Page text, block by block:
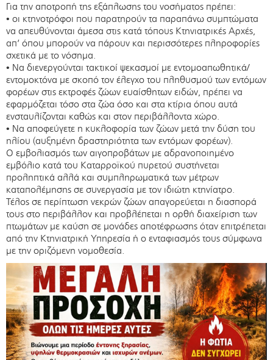
Για την αποτροπή της εξάπλωσης του νοσήματος πρέπει:
• οι κτηνοτρόφοι που παρατηρούν τα παραπάνω συμπτώματα
να απευθύνονται άμεσα στις κατά τόπους Κτηνιατρικές Αρχές,
απ’ όπου μπορούν να πάρουν και περισσότερες πληροφορίες
σχετικά με το νόσημα.
• Να διενεργούνται τακτικοί ψεκασμοί με εντομοαπωθητικά/
εντομοκτόνα με σκοπό τον έλεγχο του πληθυσμού των εντόμων
φορέων στις εκτροφές ζώων ευαίσθητων ειδών, πρέπει να
εφαρμόζεται τόσο στα ζώα όσο και στα κτίρια όπου αυτά
ενσταυλίζονται καθώς και στον περιβάλλοντα χώρο.
• Να αποφεύγετε η κυκλοφορία των ζώων μετά την δύση του
ηλίου (αυξημένη δραστηριότητα των εντόμων φορέων).
Ο εμβολιασμός των αιγοπροβάτων με αδρανοποιημένο
εμβόλιο κατά του Καταρροϊκού πυρετού συστήνεται
προληπτικά αλλά και συμπληρωματικά των μέτρων
καταπολέμησης σε συνεργασία με τον ιδιώτη κτηνίατρο.
Τέλος σε περίπτωση νεκρών ζώων απαγορεύεται η διασπορά
τους στο περιβάλλον και προβλέπεται η ορθή διαχείριση των
πτωμάτων με καύση σε μονάδες αποτέφρωσης όταν επιτρέπεται
από την Κτηνιατρική Υπηρεσία ή ο ενταφιασμός τους σύμφωνα
με την οριζόμενη νομοθεσία.